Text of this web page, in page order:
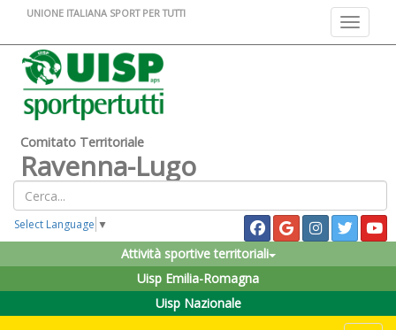
Toggle
UNIONE ITALIANA SPORT PER TUTTI
Comitato Territoriale
Ravenna-Lugo
Select Language ▼
Attività sportive territoriali
Uisp Emilia-Romagna
Uisp Nazionale